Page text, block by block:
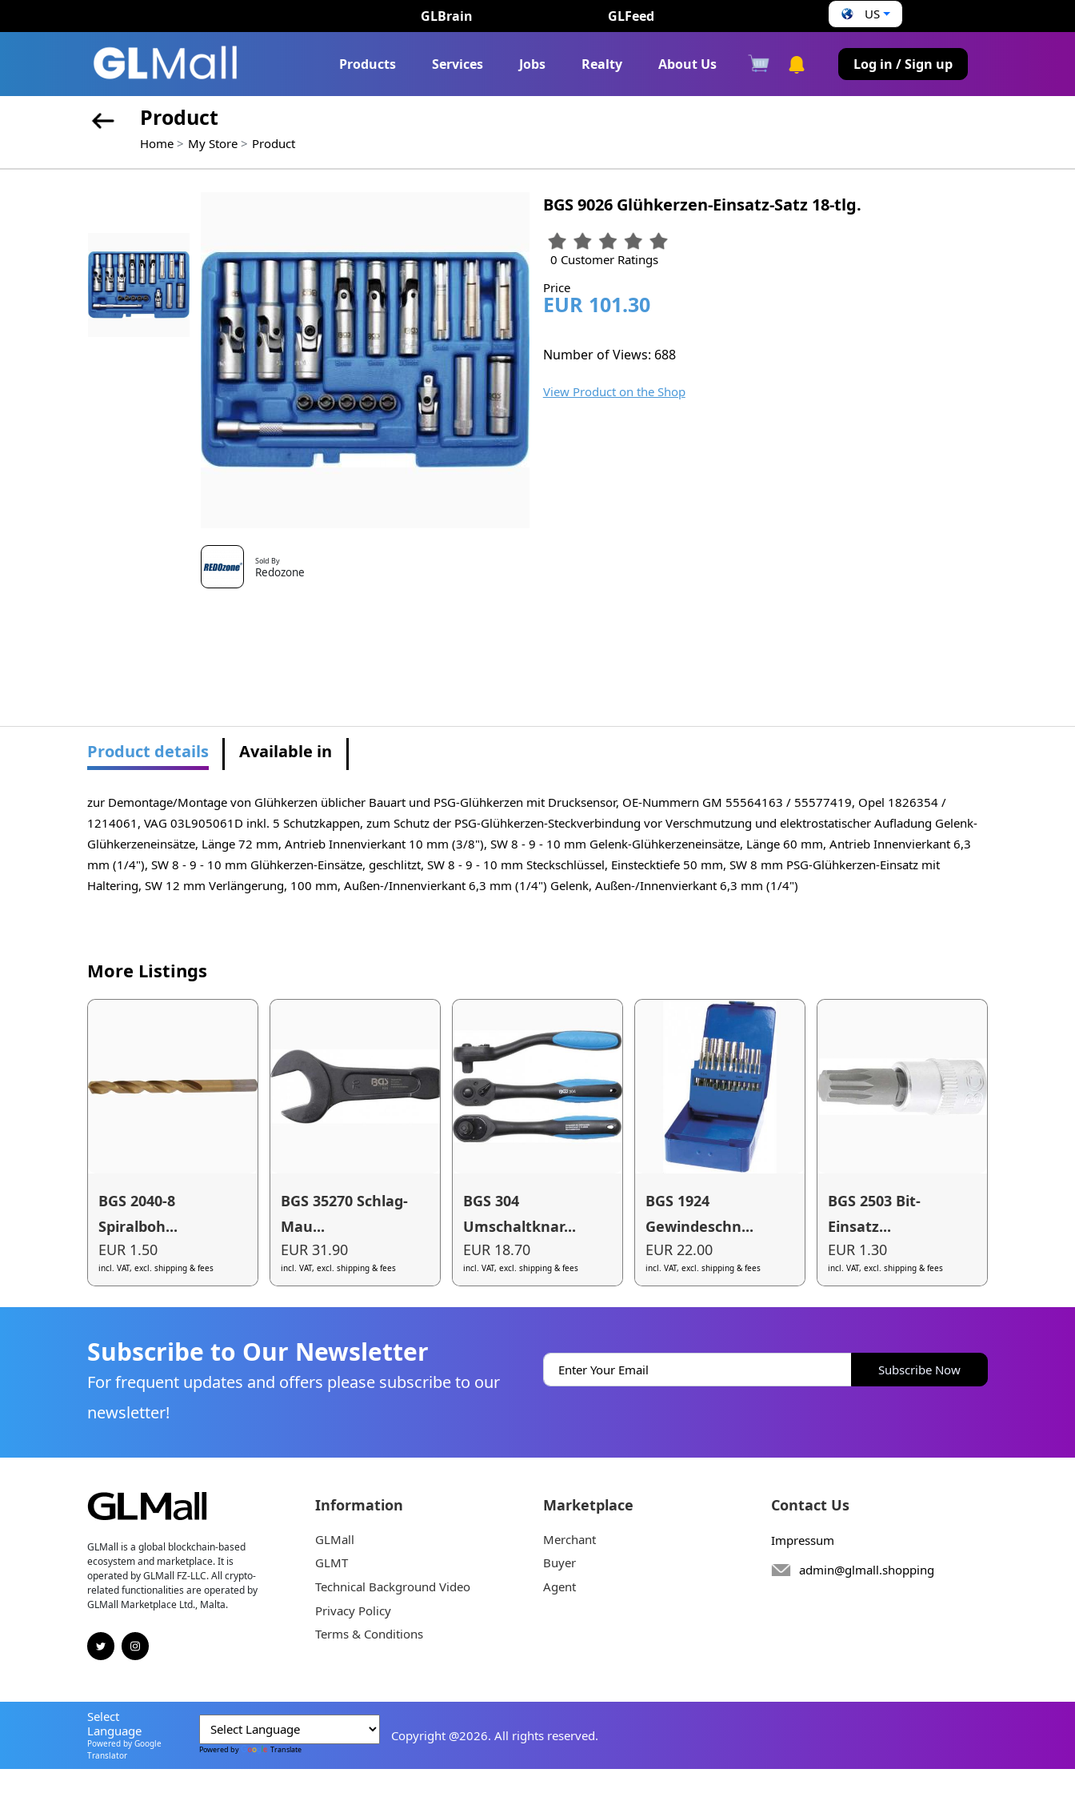
GLBrain GLFeed US
Products Services Jobs Realty About Us Log in / Sign up
Product
Home My Store Product
Sold By
Redozone
BGS 9026 Glühkerzen-Einsatz-Satz 18-tlg.
0 Customer Ratings
Price
EUR 101.30
Number of Views: 688
View Product on the Shop
Product details Available in
zur Demontage/Montage von Glühkerzen üblicher Bauart und PSG-Glühkerzen mit Drucksensor, OE-Nummern GM 55564163 / 55577419, Opel 1826354 /
1214061, VAG 03L905061D inkl. 5 Schutzkappen, zum Schutz der PSG-Glühkerzen-Steckverbindung vor Verschmutzung und elektrostatischer Aufladung Gelenk-
Glühkerzeneinsätze, Länge 72 mm, Antrieb Innenvierkant 10 mm (3/8"), SW 8 - 9 - 10 mm Gelenk-Glühkerzeneinsätze, Länge 60 mm, Antrieb Innenvierkant 6,3
mm (1/4"), SW 8 - 9 - 10 mm Glühkerzen-Einsätze, geschlitzt, SW 8 - 9 - 10 mm Steckschlüssel, Einstecktiefe 50 mm, SW 8 mm PSG-Glühkerzen-Einsatz mit
Haltering, SW 12 mm Verlängerung, 100 mm, Außen-/Innenvierkant 6,3 mm (1/4") Gelenk, Außen-/Innenvierkant 6,3 mm (1/4")
More Listings
BGS 2040-8
Spiralboh...
EUR 1.50
incl. VAT, excl. shipping & fees
BGS 35270 Schlag-
Mau...
EUR 31.90
incl. VAT, excl. shipping & fees
BGS 304
Umschaltknar...
EUR 18.70
incl. VAT, excl. shipping & fees
BGS 1924
Gewindeschn...
EUR 22.00
incl. VAT, excl. shipping & fees
BGS 2503 Bit-
Einsatz...
EUR 1.30
incl. VAT, excl. shipping & fees
Subscribe to Our Newsletter
For frequent updates and offers please subscribe to our
newsletter!
Subscribe Now
GLMall is a global blockchain-based
ecosystem and marketplace. It is
operated by GLMall FZ-LLC. All crypto-
related functionalities are operated by
GLMall Marketplace Ltd., Malta.
Information
GLMall
GLMT
Technical Background Video
Privacy Policy
Terms & Conditions
Marketplace
Merchant
Buyer
Agent
Contact Us
Impressum
admin@glmall.shopping
Select
Language
Powered by Google
Translator
Powered by Translate
Copyright @2026. All rights reserved.